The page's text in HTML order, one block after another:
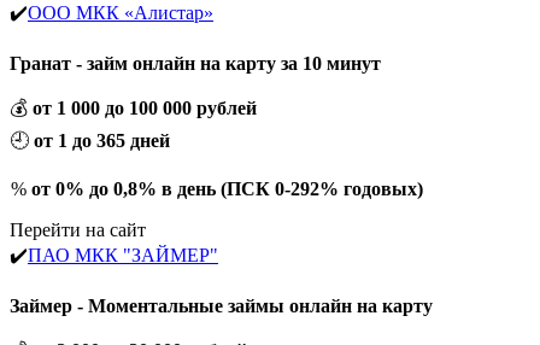
✔️ООО МКК «Алистар»
Гранат - займ онлайн на карту за 10 минут
💰 от 1 000 до 100 000 рублей
🕘 от 1 до 365 дней
% от 0% до 0,8% в день (ПСК 0-292% годовых)
Перейти на сайт
✔️ПАО МКК "ЗАЙМЕР"
Займер - Моментальные займы онлайн на карту